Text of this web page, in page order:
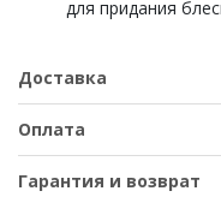
для придания
Доставка
Оплата
Гарантия и возврат